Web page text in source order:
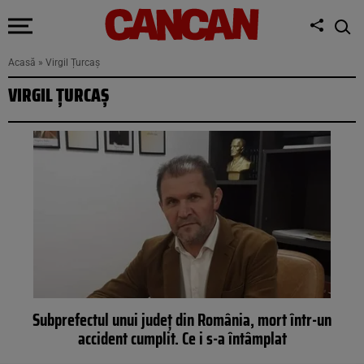
Acasă » Virgil Țurcaș
VIRGIL ȚURCAȘ
Subprefectul unui județ din România, mort într-un
accident cumplit. Ce i s-a întâmplat